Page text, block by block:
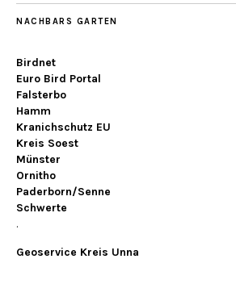
NACHBARS GARTEN
Birdnet
Euro Bird Portal
Falsterbo
Hamm
Kranichschutz EU
Kreis Soest
Münster
Ornitho
Paderborn/Senne
Schwerte
.
Geoservice Kreis Unna